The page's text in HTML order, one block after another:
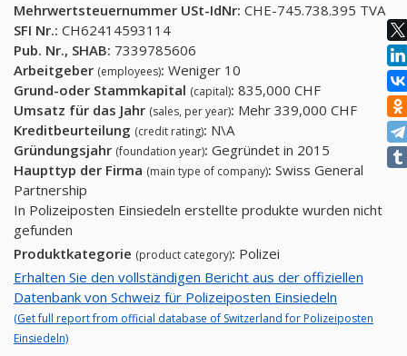
Mehrwertsteuernummer USt-IdNr: CHE-745.738.395 TVA
SFI Nr.: CH62414593114
Pub. Nr., SHAB: 7339785606
Arbeitgeber (employees): Weniger 10
Grund-oder Stammkapital (capital): 835,000 CHF
Umsatz für das Jahr (sales, per year): Mehr 339,000 CHF
Kreditbeurteilung (credit rating): N\A
Gründungsjahr (foundation year): Gegründet in 2015
Haupttyp der Firma (main type of company): Swiss General
Partnership
In Polizeiposten Einsiedeln erstellte produkte wurden nicht
gefunden
Produktkategorie (product category): Polizei
Erhalten Sie den vollständigen Bericht aus der offiziellen
Datenbank von Schweiz für Polizeiposten Einsiedeln
(Get full report from official database of Switzerland for Polizeiposten
Einsiedeln)